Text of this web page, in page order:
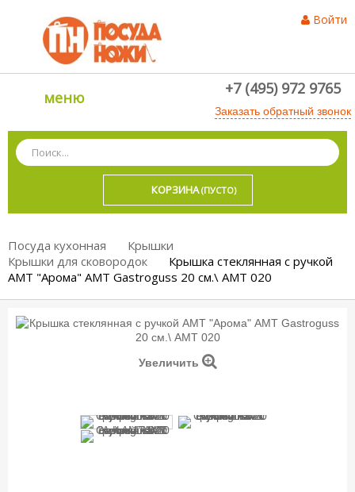
Войти
меню +7 (495) 972 9765
Заказать обратный звонок
КОРЗИНА (ПУСТО)
Посуда кухонная
Крышки
Крышки для сковородок
Крышка стеклянная c ручкой
АМТ "Арома" AMT Gastroguss 20 см.\ AMT 020
Увеличить